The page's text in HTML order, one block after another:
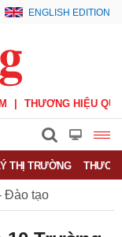
ENGLISH EDITION
THƯƠNG HIỆU
THỊ TRƯỜNG
Đào tạo